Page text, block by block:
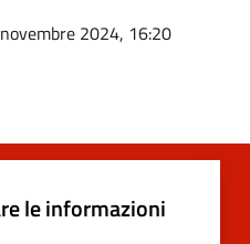
2024, 16:20
le informazioni